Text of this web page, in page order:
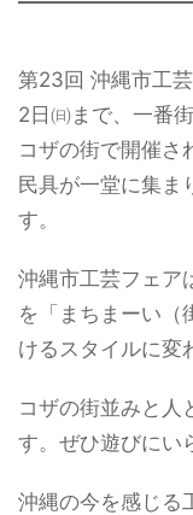
第23回 沖縄市工
2日㈰まで、一番
コザの街で開催さ
民具が一堂に集ま
す。
沖縄市工芸フェア
を「まちまーい（
けるスタイルに変
コザの街並みと人
す。ぜひ遊びにい
沖縄の今を感じる